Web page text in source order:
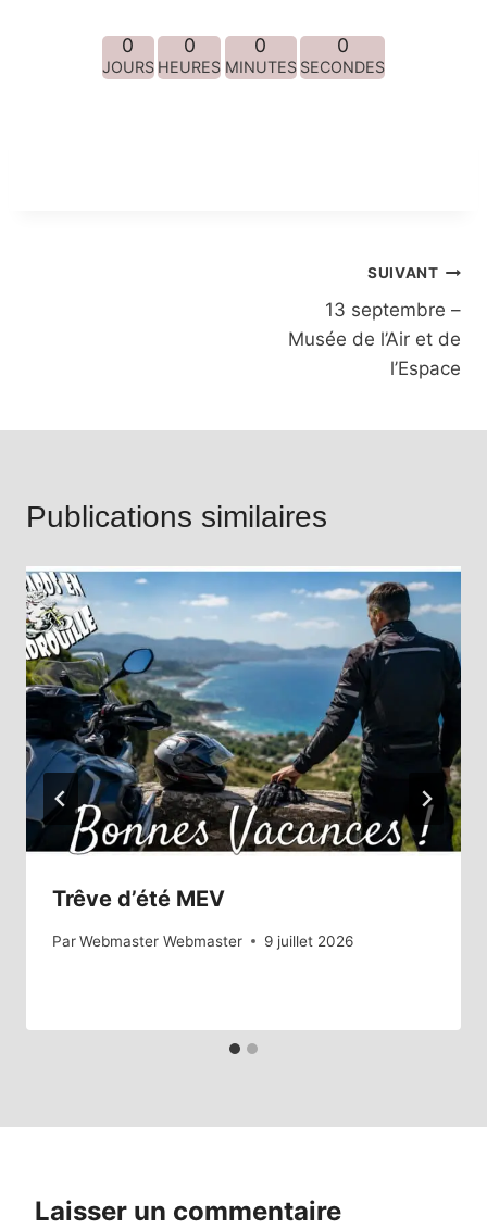
0
JOURS
0
HEURES
0
MINUTES
0
SECONDES
SUIVANT
13 septembre –
Musée de l’Air et de
l’Espace
Publications similaires
Trêve d’été MEV
ParWebmaster Webmaster 9 juillet 2026
Laisser un commentaire